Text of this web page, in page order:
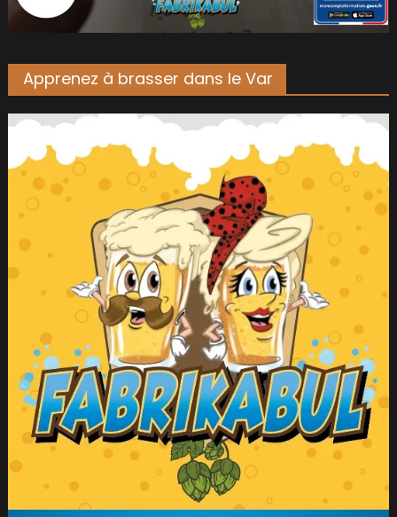
Apprenez à brasser dans le Var